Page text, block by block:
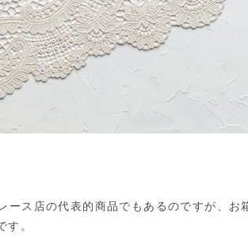
ース店の代表的商品でもあるのですが、お
す。